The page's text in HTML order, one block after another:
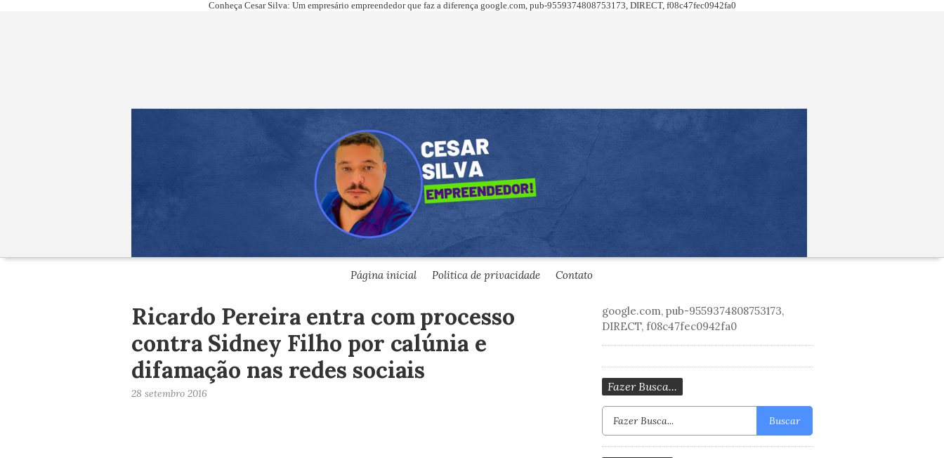
Conheça Cesar Silva: Um empresário empreendedor que faz a diferença google.com, pub-9559374808753173, DIRECT, f08c47fec0942fa0
Página inicial Politica de privacidade Contato
Ricardo Pereira entra com processo
contra Sidney Filho por calúnia e
difamação nas redes sociais
28 setembro 2016
google.com, pub-9559374808753173,
DIRECT, f08c47fec0942fa0
Fazer Busca...
Buscar